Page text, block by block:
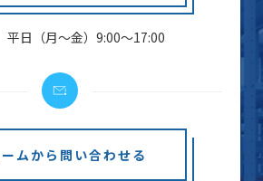
平日（月～金）9:00～17:00
ムから問い合わせる